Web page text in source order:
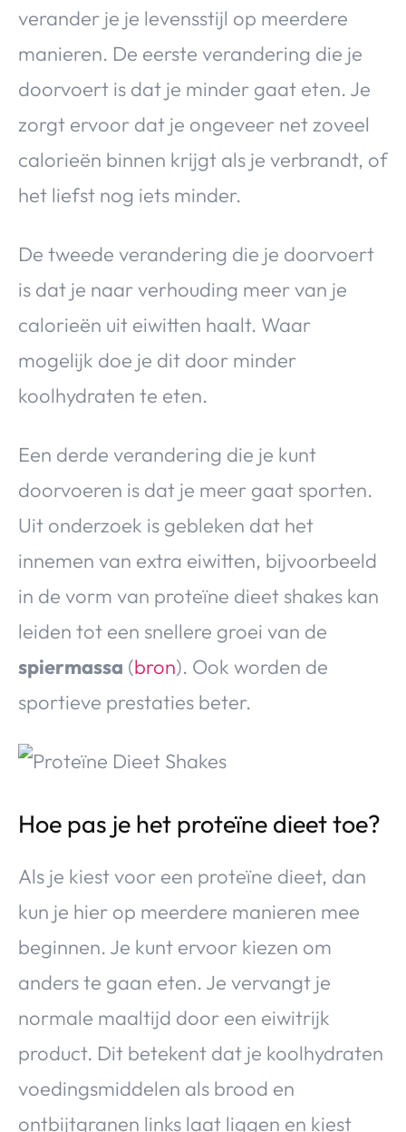
verander je je levensstijl op meerdere
manieren. De eerste verandering die je
doorvoert is dat je minder gaat eten. Je
zorgt ervoor dat je ongeveer net zoveel
calorieën binnen krijgt als je verbrandt, of
het liefst nog iets minder.
De tweede verandering die je doorvoert
is dat je naar verhouding meer van je
calorieën uit eiwitten haalt. Waar
mogelijk doe je dit door minder
koolhydraten te eten.
Een derde verandering die je kunt
doorvoeren is dat je meer gaat sporten.
Uit onderzoek is gebleken dat het
innemen van extra eiwitten, bijvoorbeeld
in de vorm van proteïne dieet shakes kan
leiden tot een snellere groei van de
spiermassa (bron). Ook worden de
sportieve prestaties beter.
Hoe pas je het proteïne dieet toe?
Als je kiest voor een proteïne dieet, dan
kun je hier op meerdere manieren mee
beginnen. Je kunt ervoor kiezen om
anders te gaan eten. Je vervangt je
normale maaltijd door een eiwitrijk
product. Dit betekent dat je koolhydraten
voedingsmiddelen als brood en
ontbijtgranen links laat liggen en kiest